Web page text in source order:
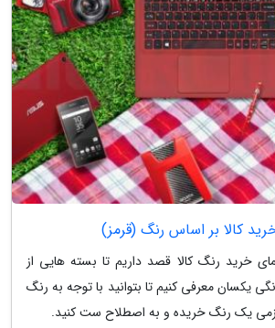
کالا بر اساس رنگ (قرمز)
خرید رنگ کالا قصد داریم تا بسته هایی از
یکسان معرفی کنیم تا بتوانید با توجه به رنگ
یک رنگ خریده و به اصطلاح ست کنید.